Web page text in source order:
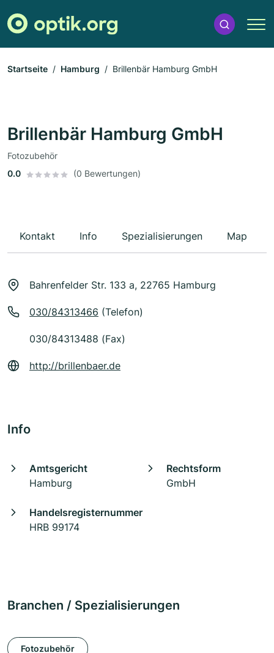
Startseite Hamburg Brillenbär Hamburg GmbH
Brillenbär Hamburg GmbH
Fotozubehör
0.0
(0 Bewertungen)
Kontakt Info Spezialisierungen Map
Bahrenfelder Str. 133 a, 22765 Hamburg
030/84313466 (Telefon)
030/84313488 (Fax)
http://brillenbaer.de
Info
Amtsgericht
Hamburg
Rechtsform
GmbH
Handelsregisternummer
HRB 99174
Branchen / Spezialisierungen
Fotozubehör